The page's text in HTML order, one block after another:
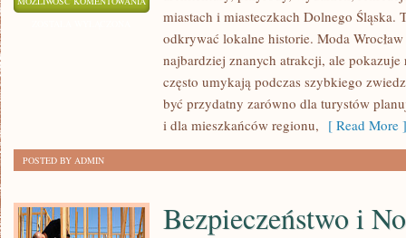
miastach i miasteczkach Dolnego Śląska.
odkrywać lokalne historie. Moda
najbardziej znanych atrakcji, ale
często umykają podczas szybkiego
być przydatny zarówno dla turystów
i dla mieszkańców regionu, [ Read More ]
POSTED BY ADMIN
Bezpieczeństwo i